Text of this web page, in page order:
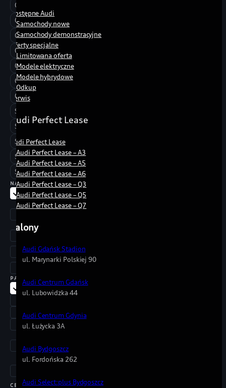
Q2
Q3
Q4
Q5
Q6
Q7
Q8
S3
S5
SQ5
SQ7
SQ8
NADWOZIE
Wszystkie
kombi
avant
sedan /
limuzyna
PALIWO
Wszystkie
diesel
elektryczny
(HEV
pełna)
CENA
Dostępne Audi
Samochody nowe
Samochody demonstracyjne
Oferty specjalne
Limitowana oferta
Modele elektryczne
Modele hybrydowe
Odkup
Serwis
Audi Perfect Lease
Audi Perfect Lease
Audi Perfect Lease – A3
Audi Perfect Lease – A5
Audi Perfect Lease – A6
Audi Perfect Lease – Q3
Audi Perfect Lease – Q5
Audi Perfect Lease – Q7
Salony
Audi Gdańsk Stadion
ul. Marynarki Polskiej 90
Audi Centrum Gdańsk
ul. Lubowidzka 44
Audi Centrum Gdynia
ul. Łużycka 3A
Audi Bydgoszcz
ul. Fordońska 262
Audi Select:plus Bydgoszcz